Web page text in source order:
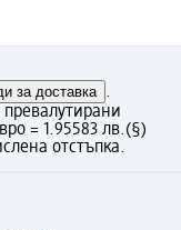
за доставка
.
= 1.95583 лв.(§)
отстъпка.